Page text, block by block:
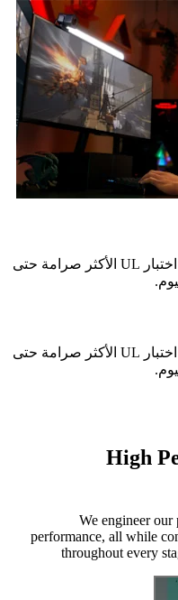
لقد قامت Litra Beam بمسح إرشادات اختبار UL الأكثر صرامة حتى
لقد قامت Litra Beam بمسح إرشادات اختبار UL الأكثر صرامة حتى
High
We engineer our
performance, all while
throughout every